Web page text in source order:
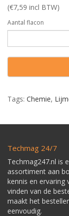
(€7,59 incl BTW)
Aantal flacon
Tags: Chemie,
Techmag 24/7
Techmag247.nl is
assortiment aan
kennis en ervaring
vinden van de
maakt het
eenvoudig.